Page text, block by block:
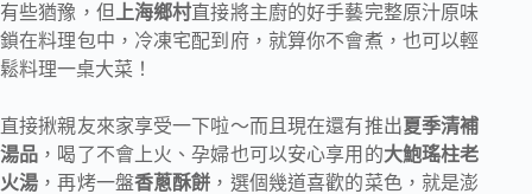
有些猶豫，但 上海鄉村直接將主廚的好手藝完整原汁原味
鎖在料理包中，冷凍宅配到府，就算你不會煮，也可以輕
鬆料理一桌大菜！
直接揪親友來家享受一下啦～而且現在還有推出夏季清補
湯品 ，喝了不會上火、孕婦也可以安心享用的大鮑瑤柱老
火湯 ，再烤一盤香蔥酥餅 ，選個幾道喜歡的菜色，就是澎